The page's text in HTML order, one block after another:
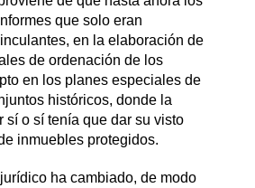
que solo eran
en la elaboración de
de ordenación de los
en los planes especiales de
históricos, donde la
sí o sí tenía que dar su visto
inmuebles protegidos.
ha cambiado, de modo